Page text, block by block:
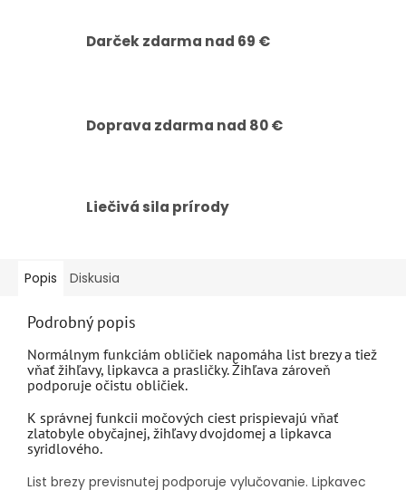
Darček zdarma nad 69 €
Doprava zdarma nad 80 €
Liečivá sila prírody
Popis Diskusia
Podrobný popis
Normálnym funkciám obličiek napomáha list brezy a tiež
vňať žihľavy, lipkavca a prasličky. Žihľava zároveň
podporuje očistu obličiek.
K správnej funkcii močových ciest prispievajú vňať
zlatobyle obyčajnej, žihľavy dvojdomej a lipkavca
syridlového.
List brezy previsnutej podporuje vylučovanie. Lipkavec